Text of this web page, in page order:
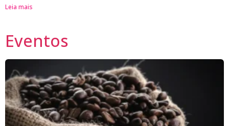
Leia mais
Eventos